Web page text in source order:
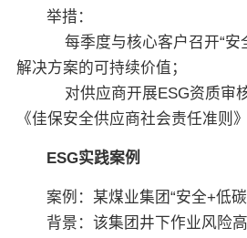
举措：
每季度与核心客户召开“安
解决方案的可持续价值；
对供应商开展ESG资质审
《佳保安全供应商社会责任准则》
ESG实践案例
案例：某煤业集团“安全+低
背景：该集团井下作业风险